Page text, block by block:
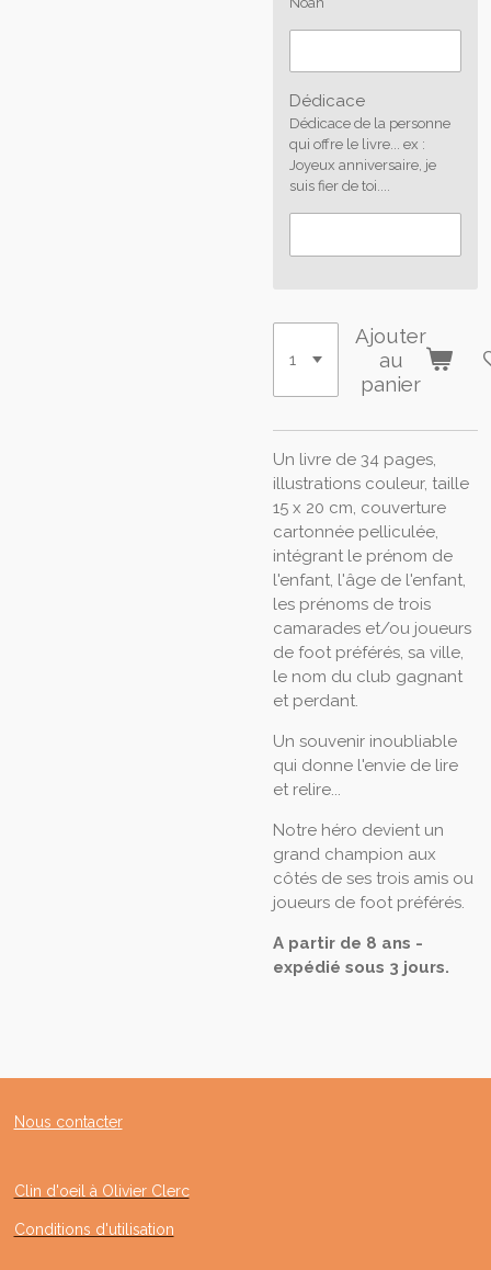
Dédicace
Dédicace de la personne
qui offre le livre... ex :
Joyeux anniversaire, je
suis fier de toi....
Ajouter
au
panier
Un livre de 34 pages,
illustrations couleur, taille
15 x 20 cm, couverture
cartonnée pelliculée,
intégrant le prénom de
l'enfant, l'âge de l'enfant,
les prénoms de trois
camarades et/ou joueurs
de foot préférés, sa ville,
le nom du club gagnant
et perdant.
Un souvenir inoubliable
qui donne l'envie de lire
et relire...
Notre héro devient un
grand champion aux
côtés de ses trois amis ou
joueurs de foot préférés.
A partir de 8 ans -
expédié sous 3 jours.
Nous contacter
Clin d'oeil à Olivier Clerc
Conditions d'utilisation